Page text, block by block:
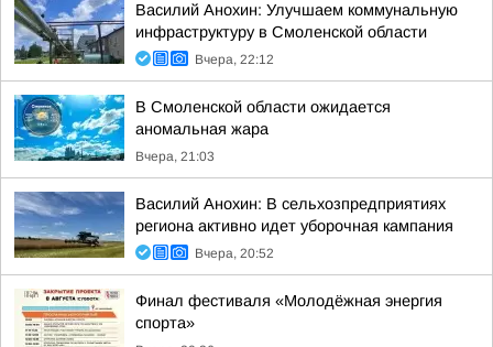
Василий Анохин: Улучшаем коммунальную
инфраструктуру в Смоленской области
Вчера, 22:12
В Смоленской области ожидается
аномальная жара
Вчера, 21:03
Василий Анохин: В сельхозпредприятиях
региона активно идет уборочная кампания
Вчера, 20:52
Финал фестиваля «Молодёжная энергия
спорта»